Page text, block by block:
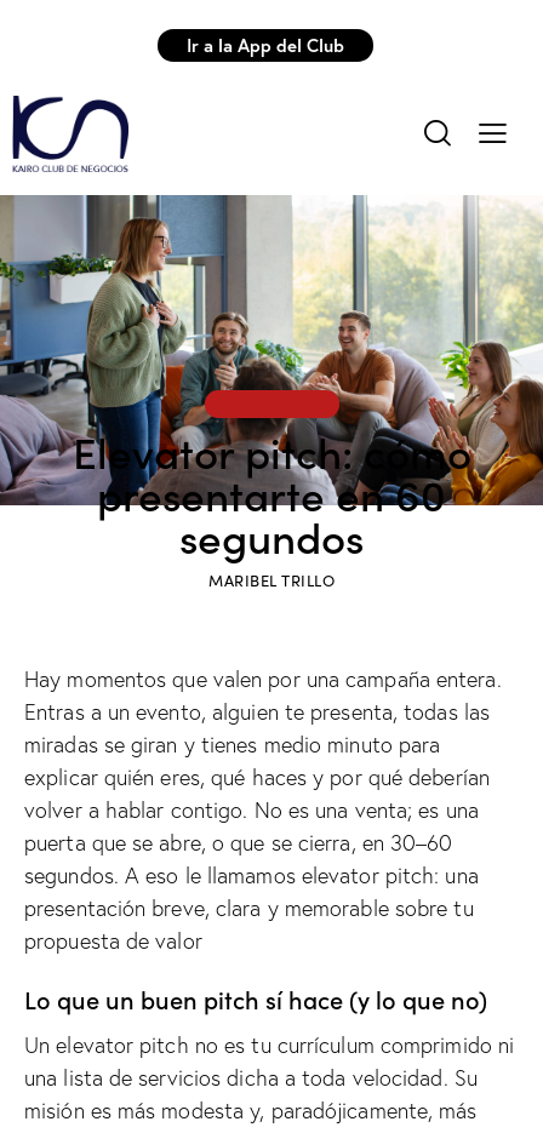
Ir a la App del Club
Elevator pitch: cómo
presentarte en 60
segundos
MARIBEL TRILLO
Hay momentos que valen por una campaña entera.
Entras a un evento, alguien te presenta, todas las
miradas se giran y tienes medio minuto para
explicar quién eres, qué haces y por qué deberían
volver a hablar contigo. No es una venta; es una
puerta que se abre, o que se cierra, en 30–60
segundos. A eso le llamamos elevator pitch: una
presentación breve, clara y memorable sobre tu
propuesta de valor
Lo que un buen pitch sí hace (y lo que no)
Un elevator pitch no es tu currículum comprimido ni
una lista de servicios dicha a toda velocidad. Su
misión es más modesta y, paradójicamente, más